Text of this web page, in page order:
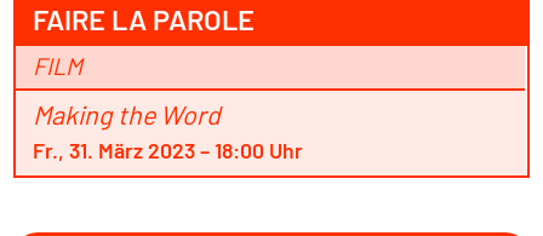
FAIRE LA PAROLE
FILM
Making the Word
Fr., 31. März 2023 – 18:00 Uhr